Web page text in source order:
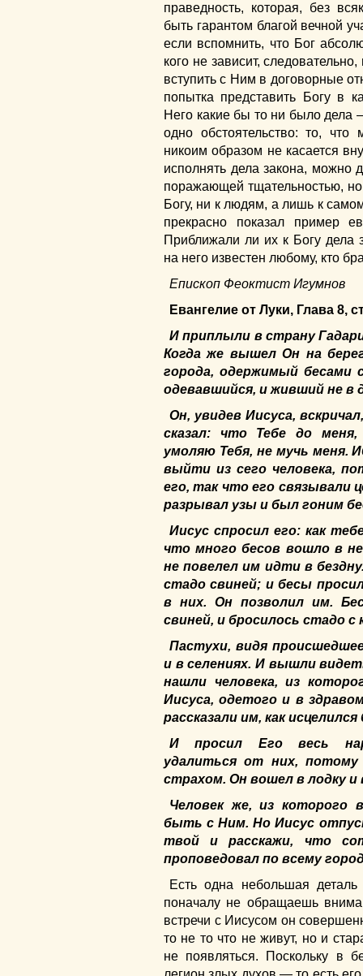
праведность, которая, без
быть гарантом благой вечной
если вспомнить, что Бог
кого не зависит,
вступить с Ним в договорные
попытка представить Богу в
Него какие бы то ни было
одно обстоятельство: то,
никоим образом не касается
исполнять дела закона, можно
поражающей тщательностью,
Богу, ни к людям, а лишь к
прекрасно показал пример
Приближали ли их к Богу дела
на него известен любому, кто
Епископ Феоктист Игумнов
Евангелие от Луки, Глава 8,
И приплыли в страну
Когда же вышел Он на
города, одержимый бесами
одевавшийся, и живший не в
Он, увидев Иисуса,
сказал: что Тебе до
умоляю Тебя, не мучь меня.
выйти из сего человека,
его, так что его связывали
разрывал узы и был гоним
Иисус спросил его: как
что много бесов вошло в
не повелел им идти в
стадо свиней; и бесы
в них. Он позволил им.
свиней, и бросилось стадо
Пастухи, видя
и в селениях. И вышли
нашли человека, из
Иисуса, одетого и в
рассказали им, как
И просил Его весь
удалиться от них,
страхом. Он вошел в лодку и
Человек же, из
быть с Ним. Но Иисус
твой и расскажи, что
проповедовал по всему
Есть одна небольшая
поначалу не обращаешь
встречи с Иисусом он
то не то что не живут, но и
не появляться. Поскольку в